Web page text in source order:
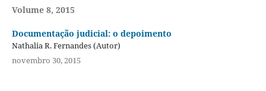
Volume 8, 2015
Documentação judicial: o depoimento
Nathalia R. Fernandes (Autor)
novembro 30, 2015